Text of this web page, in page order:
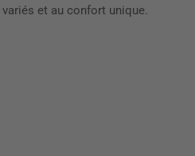
et au confort unique.